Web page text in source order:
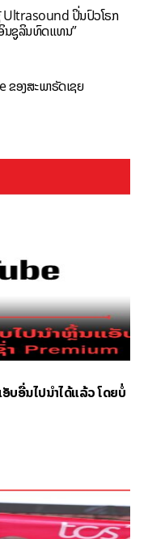
Ultrasound ປິ່ນປົວໂຣກ
ອິນຊູລິນທົດແທນ”
ຂອງສະພາຣັດເຊຍ
ບອື່ນໄປນຳໄດ້ແລ້ວ ໂດຍບໍ່